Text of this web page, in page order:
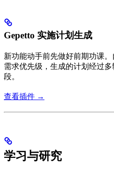
Gepetto 实施计划生成
新功能动手前先做好前期功课
需求优先级，生成的计划经过
段。
查看插件 →
学习与研究